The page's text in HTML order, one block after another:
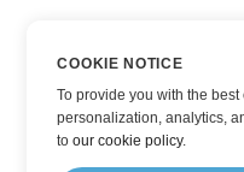
COOKIE NOTICE
To provide you with the
personalization, analytics,
toour cookie policy.